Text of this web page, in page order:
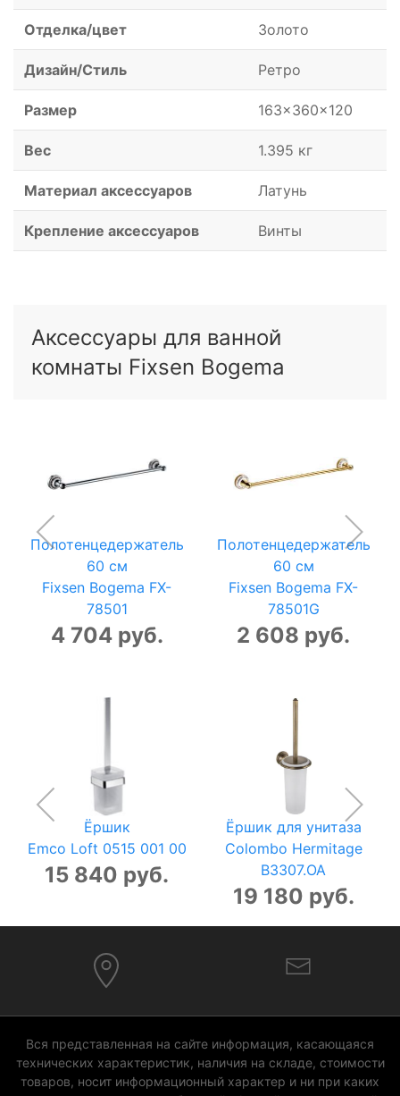
Отделка/цвет Золото
Дизайн/Стиль Ретро
Размер 163x360x120
Вес 1.395 кг
Материал аксессуаров Латунь
Крепление аксессуаров Винты
Аксессуары для ванной
комнаты Fixsen Bogema
Полотенцедержатель
60 см
Fixsen Bogema FX-
78501
4 704 руб.
Полотенцедержатель
60 см
Fixsen Bogema FX-
78501G
2 608 руб.
Ёршик
Emco Loft 0515 001 00
15 840 руб.
Ёршик для унитаза
Colombo Hermitage
B3307.OA
19 180 руб.
Вся представленная на сайте информация, касающаяся
технических характеристик, наличия на складе, стоимости
товаров, носит информационный характер и ни при каких